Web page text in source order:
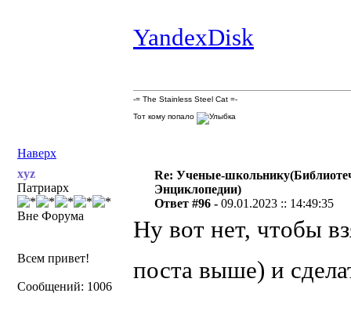
YandexDisk
Наверх
-= The Stainless Steel Cat =-
Тот кому попало
xyz
Патриарх
Вне Форума
Всем привет!
Сообщений: 1006
Re: Ученые-
Энциклопедии)
Ответ #96 -09.01.2023 :: 14:49:35
Ну вот нет, чтобы
поста выше) и